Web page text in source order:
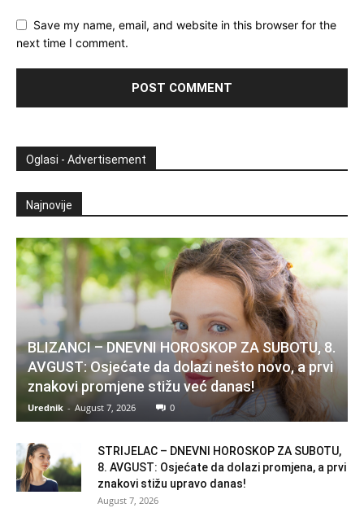
Save my name, email, and website in this browser for the
next time I comment.
Oglasi - Advertisement
Najnovije
BLIZANCI – DNEVNI HOROSKOP ZA SUBOTU, 8.
AVGUST: Osjećate da dolazi nešto novo, a prvi
znakovi promjene stižu već danas!
Urednik - August 7, 2026 0
STRIJELAC – DNEVNI HOROSKOP ZA SUBOTU,
8. AVGUST: Osjećate da dolazi promjena, a prvi
znakovi stižu upravo danas!
August 7, 2026